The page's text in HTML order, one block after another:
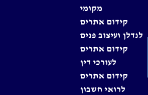
מקומי
קידום אתרים
לנדלן ועיצוב פנים
קידום אתרים
לעורכי דין
קידום אתרים
לרואי חשבון